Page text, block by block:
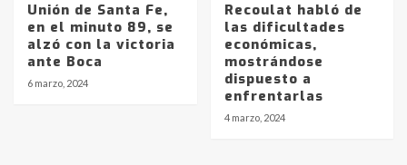
Unión de Santa Fe,
en el minuto 89, se
alzó con la victoria
ante Boca
6 marzo, 2024
Recoulat habló de
las dificultades
económicas,
mostrándose
dispuesto a
enfrentarlas
4 marzo, 2024
La Bolsa de Cereales de Bahía
Blanca anticipa que Agosto vendrá
con lluvias y heladas, en gran parte